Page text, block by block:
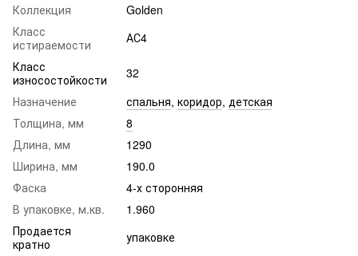
Коллекция
Golden
Класс
истираемости
АС4
Класс
износостойкости
32
Назначение
спальня, коридор, детская
Толщина, мм
8
Длина, мм
1290
Ширина, мм
190.0
Фаска
4-х сторонняя
В упаковке, м.кв.
1.960
Продается
кратно
упаковке